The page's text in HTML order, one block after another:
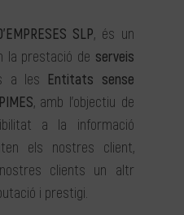
SLP, és un
la prestació de serveis
a les Entitats sense
, amb l’objectiu de
a la informació
els nostres client,
clients un altr
i prestigi.